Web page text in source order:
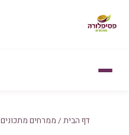
דף הבית / ממרחים מתכונים